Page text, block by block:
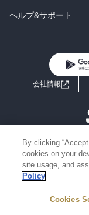
BL・TL
雑誌・グラビア
ラノベ
コミック
ライトノベル
ミステリー
歴史・時代小説
ヘルプ&サポート
よくあるご質問
会社情報
Copyright 2017 -
Information on
By clicking
cookies on your
site usage, and
Policy
Cookies